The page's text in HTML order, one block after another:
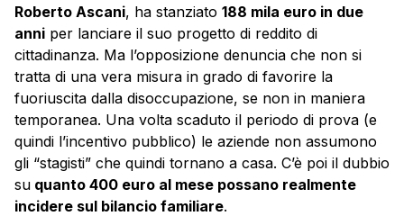
Roberto Ascani, ha stanziato 188 mila euro in due
anni per lanciare il suo progetto di reddito di
cittadinanza. Ma l’opposizione denuncia che non si
tratta di una vera misura in grado di favorire la
fuoriuscita dalla disoccupazione, se non in maniera
temporanea. Una volta scaduto il periodo di prova (e
quindi l’incentivo pubblico) le aziende non assumono
gli “stagisti” che quindi tornano a casa. C’è poi il dubbio
su quanto 400 euro al mese possano realmente
incidere sul bilancio familiare.